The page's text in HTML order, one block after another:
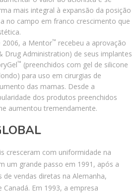
mais integral à expansão da posição
no campo em franco crescimento que
2006, a Mentor™ recebeu a aprovação
Drug Administration) de seus implantes
™ (preenchidos com gel de silicone
para uso em cirurgias de
das mamas. Desde a
dos produtos preenchidos
aumentou tremendamente.
cresceram com uniformidade na
um grande passo em 1991, após a
vendas diretas na Alemanha,
Em 1993, a empresa